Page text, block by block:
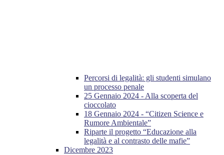
Percorsi di legalità: gli studenti simulano
un processo penale
25 Gennaio 2024 - Alla scoperta del
cioccolato
18 Gennaio 2024 - “Citizen Science e
Rumore Ambientale”
Riparte il progetto “Educazione alla
legalità e al contrasto delle mafie”
Dicembre 2023